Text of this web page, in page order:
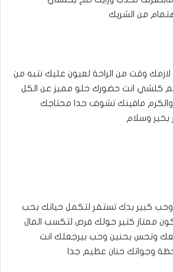
من الشريك
لازمك وقت من الراحة لعيون عليك نتبه من
كلشي انت حضورك حلو مميز عن الكل
والكرم مافينك تشوف حدا محتاجك
وسلام
وحب كبير بدك تستقر لتكمل حياتك بحب
ممتاز كتير حولك فرص لتكسب المال
وتحس بحنين وحب بيرجعلك انت
وجواتك حنان عظيم جدا